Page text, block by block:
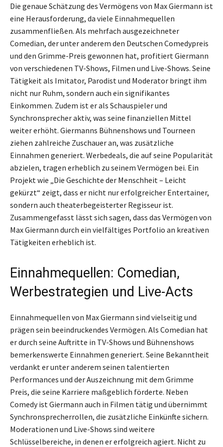
Die genaue Schätzung des Vermögens von Max Giermann ist
eine Herausforderung, da viele Einnahmequellen
zusammenfließen. Als mehrfach ausgezeichneter
Comedian, der unter anderem den Deutschen Comedypreis
und den Grimme-Preis gewonnen hat, profitiert Giermann
von verschiedenen TV-Shows, Filmen und Live-Shows. Seine
Tätigkeit als Imitator, Parodist und Moderator bringt ihm
nicht nur Ruhm, sondern auch ein signifikantes
Einkommen. Zudem ist er als Schauspieler und
Synchronsprecher aktiv, was seine finanziellen Mittel
weiter erhöht. Giermanns Bühnenshows und Tourneen
ziehen zahlreiche Zuschauer an, was zusätzliche
Einnahmen generiert. Werbedeals, die auf seine Popularität
abzielen, tragen erheblich zu seinem Vermögen bei. Ein
Projekt wie „Die Geschichte der Menschheit – Leicht
gekürzt“ zeigt, dass er nicht nur erfolgreicher Entertainer,
sondern auch theaterbegeisterter Regisseur ist.
Zusammengefasst lässt sich sagen, dass das Vermögen von
Max Giermann durch ein vielfältiges Portfolio an kreativen
Tätigkeiten erheblich ist.
Einnahmequellen: Comedian,
Werbestrategien und Live-Acts
Einnahmequellen von Max Giermann sind vielseitig und
prägen sein beeindruckendes Vermögen. Als Comedian hat
er durch seine Auftritte in TV-Shows und Bühnenshows
bemerkenswerte Einnahmen generiert. Seine Bekanntheit
verdankt er unter anderem seinen talentierten
Performances und der Auszeichnung mit dem Grimme
Preis, die seine Karriere maßgeblich förderte. Neben
Comedy ist Giermann auch in Filmen tätig und übernimmt
Synchronsprecherrollen, die zusätzliche Einkünfte sichern.
Moderationen und Live-Shows sind weitere
Schlüsselbereiche, in denen er erfolgreich agiert. Nicht zu